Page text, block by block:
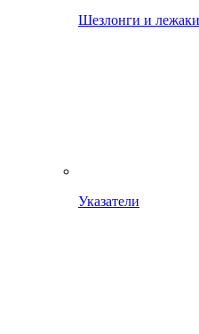
Шезлонги и лежаки
Указатели